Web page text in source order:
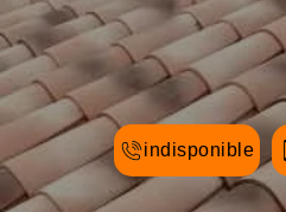
indisponible